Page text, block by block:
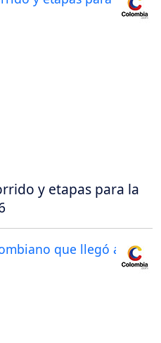
y etapas para la